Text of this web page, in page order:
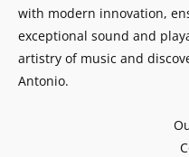
with modern innovation,
exceptional sound and
artistry of music and
Antonio.